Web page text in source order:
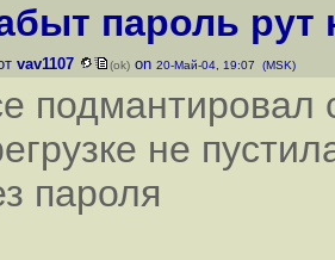
пароль рут
vav1107 (ok) on 20-Май-04, 19:07 (MSK)
подмантировал
не
пароля